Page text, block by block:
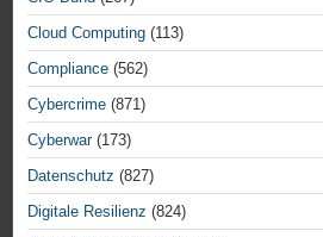
Cloud Computing (113)
Compliance (562)
Cybercrime (871)
Cyberwar(173)
Datenschutz (827)
Digitale Resilienz (824)